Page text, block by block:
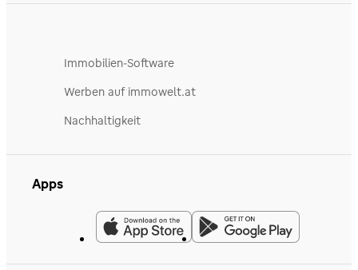
Immobilien-Software
Werben auf immowelt.at
Nachhaltigkeit
Apps